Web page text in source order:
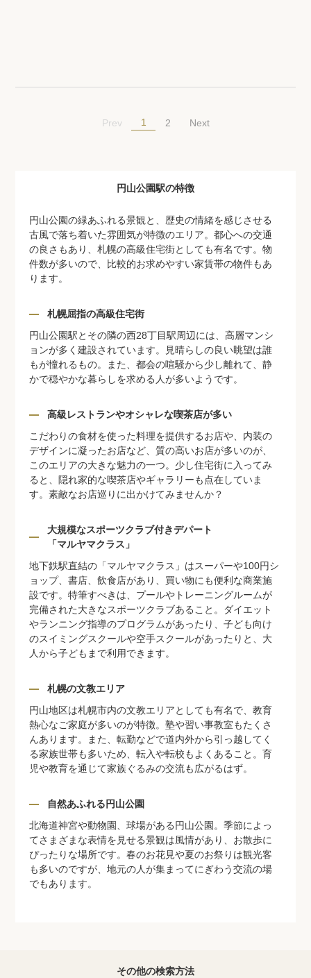
Prev 1 2 Next
円山公園駅の特徴
円山公園の緑あふれる景観と、歴史の情緒を感じさせる
古風で落ち着いた雰囲気が特徴のエリア。都心への交通
の良さもあり、札幌の高級住宅街としても有名です。物
件数が多いので、比較的お求めやすい家賃帯の物件もあ
ります。
札幌屈指の高級住宅街
円山公園駅とその隣の西28丁目駅周辺には、高層マンシ
ョンが多く建設されています。見晴らしの良い眺望は誰
もが憧れるもの。また、都会の喧騒から少し離れて、静
かで穏やかな暮らしを求める人が多いようです。
高級レストランやオシャレな喫茶店が多い
こだわりの食材を使った料理を提供するお店や、内装の
デザインに凝ったお店など、質の高いお店が多いのが、
このエリアの大きな魅力の一つ。少し住宅街に入ってみ
ると、隠れ家的な喫茶店やギャラリーも点在していま
す。素敵なお店巡りに出かけてみませんか？
大規模なスポーツクラブ付きデパート
「マルヤマクラス」
地下鉄駅直結の「マルヤマクラス」はスーパーや100円シ
ョップ、書店、飲食店があり、買い物にも便利な商業施
設です。特筆すべきは、プールやトレーニングルームが
完備された大きなスポーツクラブあること。ダイエット
やランニング指導のプログラムがあったり、子ども向け
のスイミングスクールや空手スクールがあったりと、大
人から子どもまで利用できます。
札幌の文教エリア
円山地区は札幌市内の文教エリアとしても有名で、教育
熱心なご家庭が多いのが特徴。塾や習い事教室もたくさ
んあります。また、転勤などで道内外から引っ越してく
る家族世帯も多いため、転入や転校もよくあること。育
児や教育を通じて家族ぐるみの交流も広がるはず。
自然あふれる円山公園
北海道神宮や動物園、球場がある円山公園。季節によっ
てさまざまな表情を見せる景観は風情があり、お散歩に
ぴったりな場所です。春のお花見や夏のお祭りは観光客
も多いのですが、地元の人が集まってにぎわう交流の場
でもあります。
その他の検索方法